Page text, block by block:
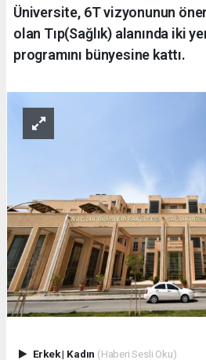
Üniversite, 6T vizyonunun
olan Tıp(Sağlık) alanında iki
programını bünyesine kattı.
Erkek| Kadın (Haberi Sesli Oku)